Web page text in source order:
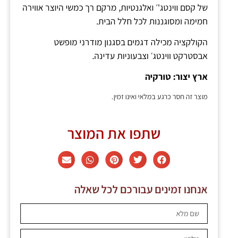
של קסם ווינטג'׳ ואלגנטיות, מרקם רך כמשי היוצר אווירה
חמימה ומסוגננות לכל חלל הבית.
הקולקציה מכילה דגמים בסגנון מודרני מופשט
אבסטרקט ווינטג׳ וצבעוניות עדינה.
ארץ יצור: טורקיה
מוצר זה חסר כרגע במלאי ואינו זמין.
שתפו את המוצר
אנחנו זמינים עבורכם לכל שאלה